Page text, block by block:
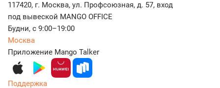
117420, г. Москва, ул. Профсоюзная, д. 57, вход
под вывеской MANGO OFFICE
Будни, с 9:00–19:00
Москва
Приложение Mango Talker
Поддержка